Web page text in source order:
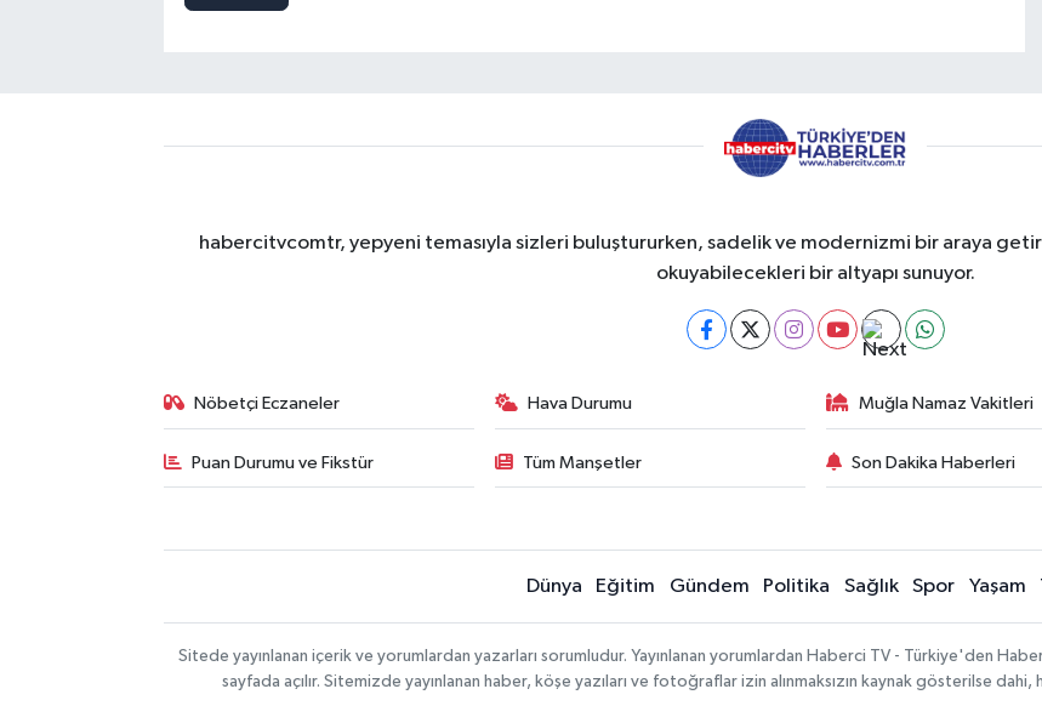
habercitvcomtr, yepyeni temasıyla sizleri buluştururken, sadelik ve modernizmi bir araya
okuyabilecekleri bir altyapı sunuyor.
Nöbetçi Eczaneler Hava Durumu Muğla Namaz Vakitleri
Puan Durumu ve Fikstür Tüm Manşetler Son Dakika Haberleri
Dünya Eğitim Gündem Politika Sağlık Spor Yaşam
Sitede yayınlanan içerik ve yorumlardan yazarları sorumludur. Yayınlanan yorumlardan Haberci TV - Türkiye'den
sayfada açılır. Sitemizde yayınlanan haber, köşe yazıları ve fotoğraflar izin alınmaksızın kaynak gösterilse